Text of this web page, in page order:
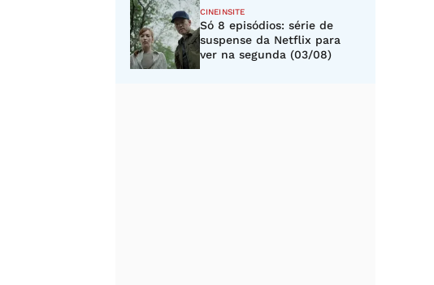
CINEINSITE
Só 8 episódios: série de
suspense da Netflix para
ver na segunda (03/08)